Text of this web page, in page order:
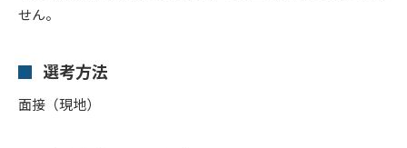
せん。
選考方法
面接（現地）